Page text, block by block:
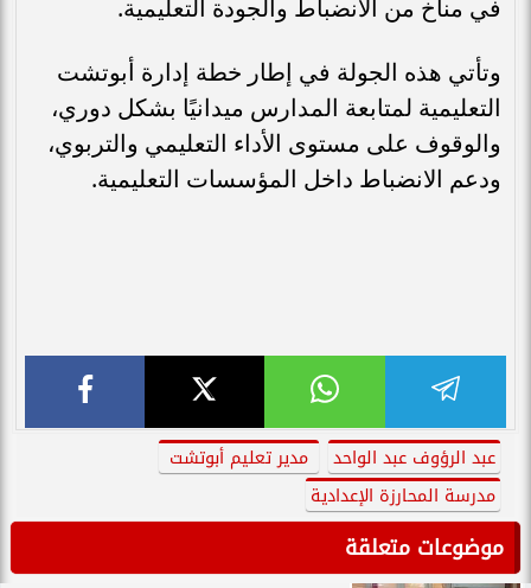
في مناخ من الانضباط والجودة التعليمية.
وتأتي هذه الجولة في إطار خطة إدارة أبوتشت
التعليمية لمتابعة المدارس ميدانيًا بشكل دوري،
والوقوف على مستوى الأداء التعليمي والتربوي،
ودعم الانضباط داخل المؤسسات التعليمية.
عبد الرؤوف عبد الواحد
مدير تعليم أبوتشت
مدرسة المحارزة الإعدادية
موضوعات متعلقة